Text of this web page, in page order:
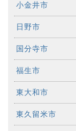
小金井市
日野市
国分寺市
福生市
東大和市
東久留米市